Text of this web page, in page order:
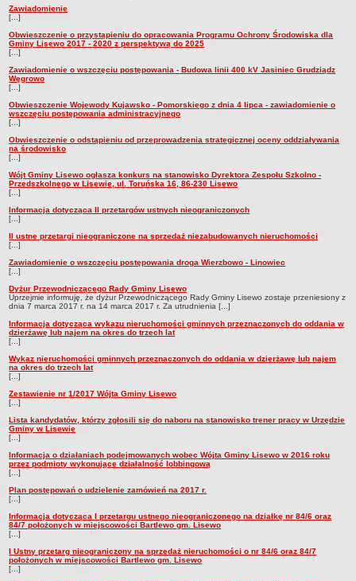
Zawiadomienie
[...]
Obwieszczenie o przystąpieniu do opracowania Programu Ochrony Środowiska dla
Gminy Lisewo 2017 - 2020 z perspektywą do 2025
[...]
Zawiadomienie o wszczęciu postępowania - Budowa linii 400 kV Jasiniec Grudziądz
Węgrowo
[...]
Obwieszczenie Wojewody Kujawsko - Pomorskiego z dnia 4 lipca - zawiadomienie o
wszczęciu postępowania administracyjnego
[...]
Obwieszczenie o odstąpieniu od przeprowadzenia strategicznej oceny oddziaływania
na środowisko
[...]
Wójt Gminy Lisewo ogłasza konkurs na stanowisko Dyrektora Zespołu Szkolno -
Przedszkolnego w Lisewie, ul. Toruńska 16, 86-230 Lisewo
[...]
Informacja dotycząca II przetargów ustnych nieograniczonych
[...]
II ustne przetargi nieograniczone na sprzedaż niezabudowanych nieruchomości
[...]
Zawiadomienie o wszczęciu postępowania droga Wierzbowo - Linowiec
[...]
Dyżur Przewodniczącego Rady Gminy Lisewo
Uprzejmie informuję, że dyżur Przewodniczącego Rady Gminy Lisewo zostaje przeniesiony z
dnia 7 marca 2017 r. na 14 marca 2017 r. Za utrudnienia [...]
Informacja dotycząca wykazu nieruchomości gminnych przeznaczonych do oddania w
dzierżawę lub najem na okres do trzech lat
[...]
Wykaz nieruchomości gminnych przeznaczonych do oddania w dzierżawę lub najem
na okres do trzech lat
[...]
Zestawienie nr 1/2017 Wójta Gminy Lisewo
[...]
Lista kandydatów, którzy zgłosili się do naboru na stanowisko trener pracy w Urzędzie
Gminy w Lisewie
[...]
Informacja o działaniach podejmowanych wobec Wójta Gminy Lisewo w 2016 roku
przez podmioty wykonujące działalność lobbingową
[...]
Plan postępowań o udzielenie zamówień na 2017 r.
[...]
Informacja dotycząca I przetargu ustnego nieograniczonego na działkę nr 84/6 oraz
84/7 położonych w miejscowości Bartlewo gm. Lisewo
[...]
I Ustny przetarg nieograniczony na sprzedaż nieruchomości o nr 84/6 oraz 84/7
położonych w miejscowości Bartlewo gm. Lisewo
[...]